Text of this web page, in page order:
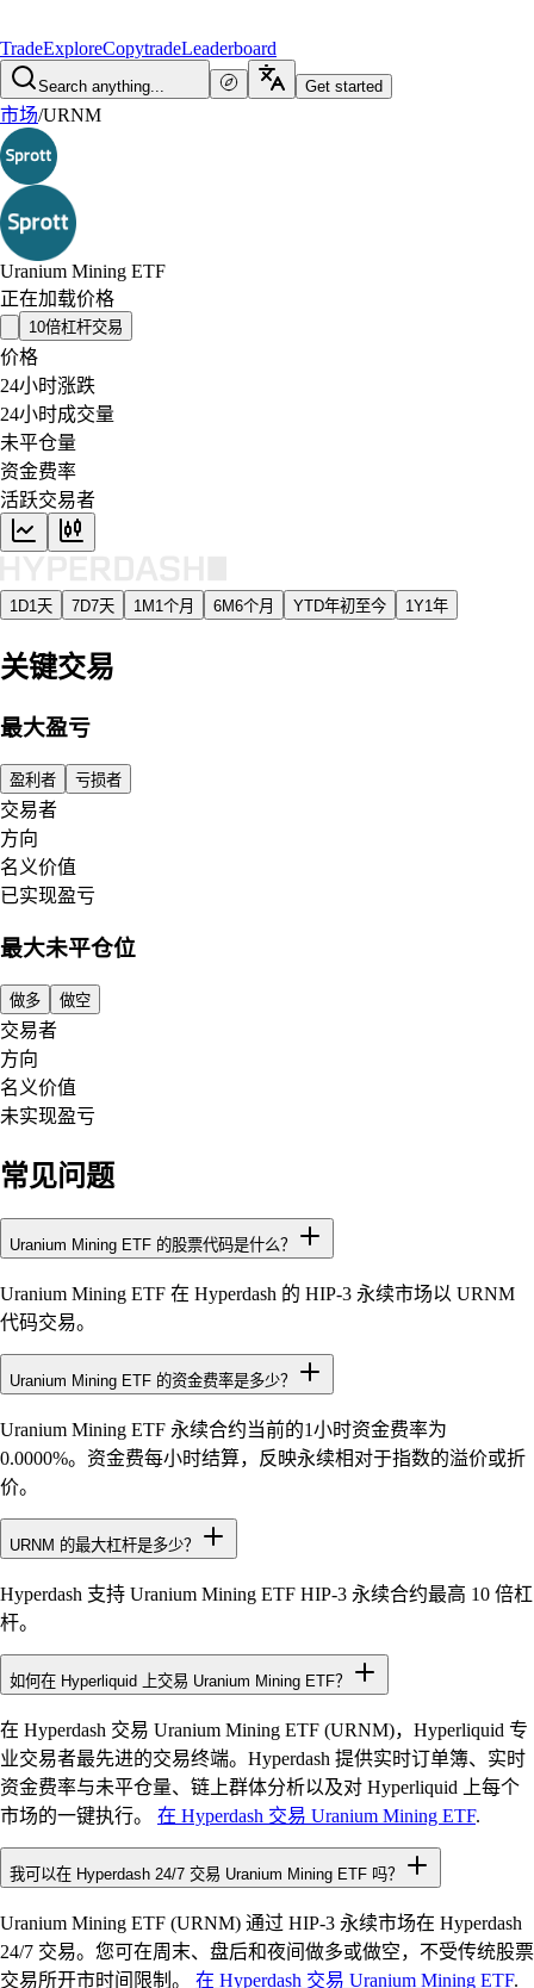
TradeExploreCopytradeLeaderboard
Search anything... Get started
市场/URNM
Uranium Mining ETF
正在加载价格
10倍杠杆交易
价格
24小时涨跌
24小时成交量
未平仓量
资金费率
活跃交易者
1D1天 7D7天 1M 1个月 6M6个月 YTD年初至今 1Y1年
关键交易
最大盈亏
盈利者 亏损者
交易者
方向
名义价值
已实现盈亏
最大未平仓位
做多 做空
交易者
方向
名义价值
未实现盈亏
常见问题
Uranium Mining ETF 的股票代码是什么？
Uranium Mining ETF 在 Hyperdash 的 HIP-3 永续市场以 URNM
代码交易。
Uranium Mining ETF 的资金费率是多少？
Uranium Mining ETF 永续合约当前的1小时资金费率为
0.0000%。资金费每小时结算，反映永续相对于指数的溢价或折
价。
URNM 的最大杠杆是多少？
Hyperdash 支持 Uranium Mining ETF HIP-3 永续合约最高 10 倍杠
杆。
如何在 Hyperliquid 上交易 Uranium Mining ETF？
在 Hyperdash 交易 Uranium Mining ETF (URNM)，Hyperliquid 专
业交易者最先进的交易终端。Hyperdash 提供实时订单簿、实时
资金费率与未平仓量、链上群体分析以及对 Hyperliquid 上每个
市场的一键执行。
在 Hyperdash 交易 Uranium Mining ETF.
我可以在 Hyperdash 24/7 交易 Uranium Mining ETF 吗？
Uranium Mining ETF (URNM) 通过 HIP-3 永续市场在 Hyperdash
24/7 交易。您可在周末、盘后和夜间做多或做空，不受传统股票
交易所开市时间限制。
在 Hyperdash 交易 Uranium Mining ETF.